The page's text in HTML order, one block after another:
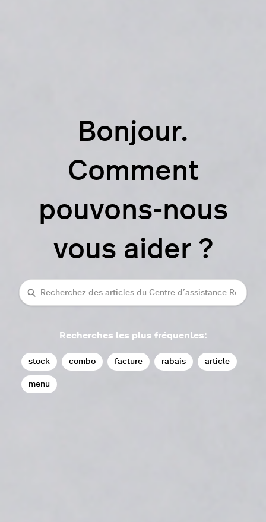
Bonjour.
Comment
pouvons-nous
vous aider ?
Recherche
Recherches les plus fréquentes:
stock combo facture rabais article
menu